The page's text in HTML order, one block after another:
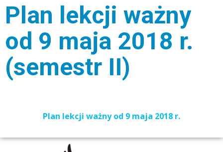
Plan lekcji ważny
od 9 maja 2018 r.
(semestr II)
Plan lekcji ważny od 9 maja 2018 r.